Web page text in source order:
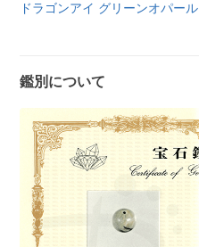
ドラゴンアイ グリーンオパール
鑑別について